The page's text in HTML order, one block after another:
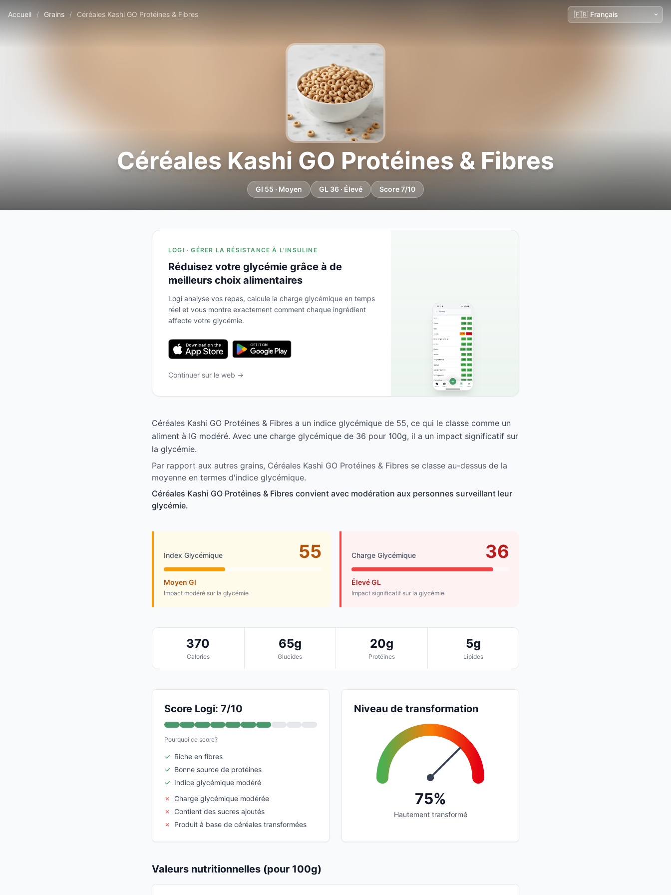
Accueil / Grains / Céréales Kashi GO Protéines & Fibres
Céréales Kashi GO Protéines & Fibres
GI 55 · Moyen GL 36 · Élevé Score 7/10
LOGI · GÉRER LA RÉSISTANCE À L'INSULINE
Réduisez votre glycémie grâce à de
meilleurs choix alimentaires
Logi analyse vos repas, calcule la charge glycémique en temps
réel et vous montre exactement comment chaque ingrédient
affecte votre glycémie.
Continuer sur le web →
Céréales Kashi GO Protéines & Fibres a un indice glycémique de 55, ce qui le classe comme un
aliment à IG modéré. Avec une charge glycémique de 36 pour 100g, il a un impact significatif sur
la glycémie.
Par rapport aux autres grains, Céréales Kashi GO Protéines & Fibres se classe au-dessus de la
moyenne en termes d'indice glycémique.
Céréales Kashi GO Protéines & Fibres convient avec modération aux personnes surveillant leur
glycémie.
Index Glycémique 55
Moyen GI
Impact modéré sur la glycémie
Charge Glycémique 36
Élevé GL
Impact significatif sur la glycémie
370
Calories
65g
Glucides
20g
Protéines
5g
Lipides
Score Logi: 7/10
Pourquoi ce score?
✓ Riche en fibres
✓ Bonne source de protéines
✓ Indice glycémique modéré
✗
Charge glycémique modérée
✗
Contient des sucres ajoutés
✗
Produit à base de céréales transformées
Niveau de transformation
75%
Hautement transformé
Valeurs nutritionnelles (pour 100g)